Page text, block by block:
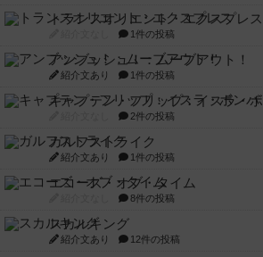
トランスオリエント・エクスプレス
1件の投稿
アンブッシュ！：ムーブアウト！
紹介文あり 1件の投稿
キャプテン・フリップ：イスラ・
2件の投稿
ガルフストライク
紹介文あり 1件の投稿
エコーズ・オブ・タイム
8件の投稿
スカルキング
紹介文あり 12件の投稿